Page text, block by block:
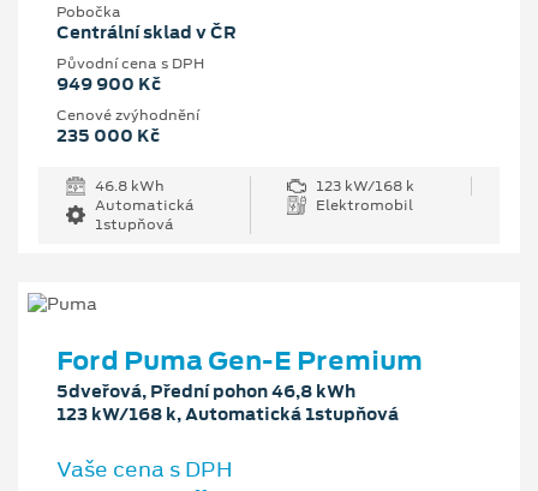
Pobočka
Centrální sklad v ČR
Původní cena s DPH
949 900 Kč
Cenové zvýhodnění
235 000 Kč
46.8 kWh
123 kW/168 k
Automatická
1stupňová
Elektromobil
Ford Puma Gen-E Premium
5dveřová, Přední pohon 46,8 kWh
123 kW/168 k, Automatická 1stupňová
Vaše cena s DPH